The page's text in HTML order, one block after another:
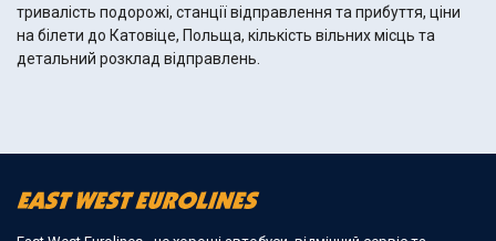
тривалість подорожі, станції відправлення та прибуття, ціни
на білети до Катовіце, Польща, кількість вільних місць та
детальний розклад відправлень.